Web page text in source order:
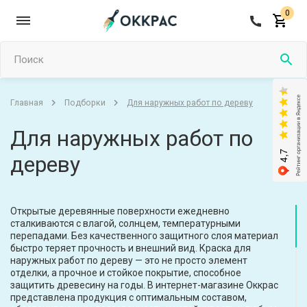
0
Поиск
Главная Подборки Для наружных работ по дереву
Для наружных работ по
дереву
Открытые деревянные поверхности ежедневно
сталкиваются с влагой, солнцем, температурными
перепадами. Без качественного защитного слоя материал
быстро теряет прочность и внешний вид. Краска для
наружных работ по дереву — это не просто элемент
отделки, а прочное и стойкое покрытие, способное
защитить древесину на годы. В интернет-магазине Оккрас
представлена продукция с оптимальным составом,